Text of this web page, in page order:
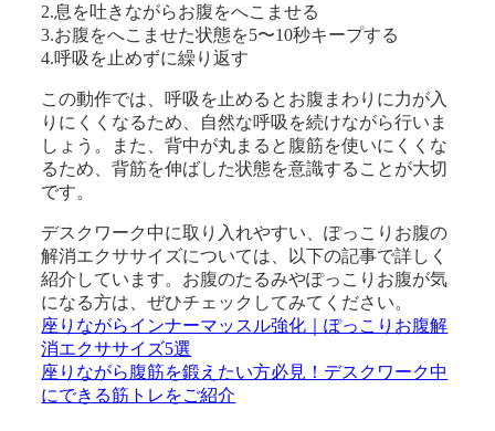
2.息を吐きながらお腹をへこませる
3.お腹をへこませた状態を5〜10秒キープする
4.呼吸を止めずに繰り返す
この動作では、呼吸を止めるとお腹まわりに力が入
りにくくなるため、自然な呼吸を続けながら行いま
しょう。また、背中が丸まると腹筋を使いにくくな
るため、背筋を伸ばした状態を意識することが大切
です。
デスクワーク中に取り入れやすい、ぽっこりお腹の
解消エクササイズについては、以下の記事で詳しく
紹介しています。お腹のたるみやぽっこりお腹が気
になる方は、ぜひチェックしてみてください。
座りながらインナーマッスル強化｜ぽっこりお腹解
消エクササイズ5選
座りながら腹筋を鍛えたい方必見！デスクワーク中
にできる筋トレをご紹介